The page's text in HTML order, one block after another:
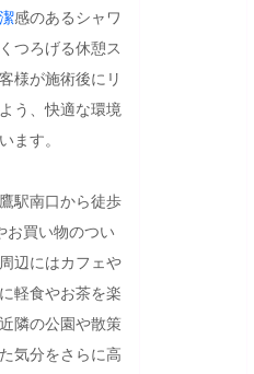
感のあるシャワ
つろげる休憩ス
様が施術後にリ
う、快適な環境
ます。
駅南口から徒歩
お買い物のつい
辺にはカフェや
軽食やお茶を楽
隣の公園や散策
気分をさらに高